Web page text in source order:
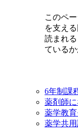
このペ
を支え
読まれ
ているか
6年制課
薬剤師
薬学教
薬学共